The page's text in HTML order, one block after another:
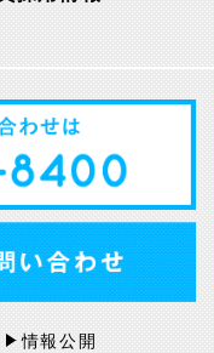
情報公開